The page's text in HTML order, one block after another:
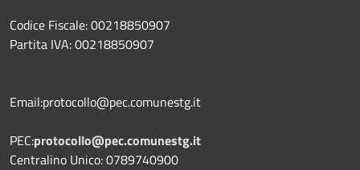
Codice Fiscale: 00218850907
Partita IVA: 00218850907
Email:protocollo@pec.comunestg.it
PEC:protocollo@pec.comunestg.it
Centralino Unico: 0789740900